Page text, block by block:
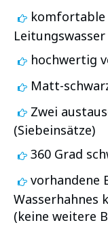
Leitungswasser
hochwertig
Matt-
Zwei
(Siebeinsätze)
360 Grad
vorhandene
Wasserhahnes
(keine weitere